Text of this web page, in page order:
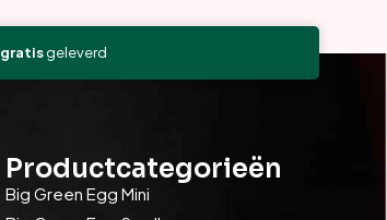
gratisgeleverd
Productcategorieën
Big Green Egg Mini